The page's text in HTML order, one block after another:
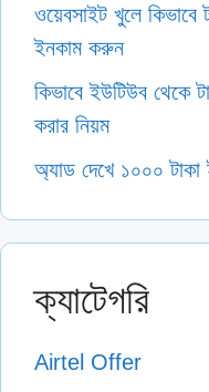
ওয়েবসাইট খুলে
ইনকাম করুন
কিভাবে ইউটিউব থেকে
করার নিয়ম
অ্যাড দেখে ১০০০ টাকা
ক্যাটেগরি
Airtel Offer